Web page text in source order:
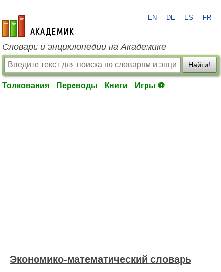
academic.ru
EN DE ES FR
Словари и энциклопедии на Академике
Найти!
Толкования Переводы Книги Игры ⚽
Экономико-математический словарь